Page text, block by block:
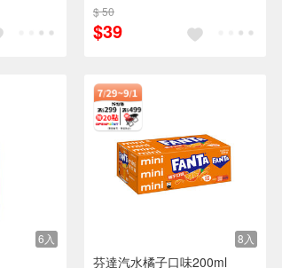
$ 50
$39
6入 8入
芬達汽水橘子口味200ml